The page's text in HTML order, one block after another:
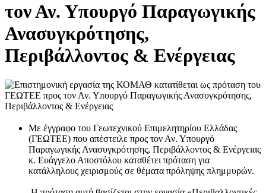
τον Αν. Υπουργό Παραγωγικής
Ανασυγκρότησης,
Περιβάλλοντος & Ενέργειας
Με έγγραφο του Γεωτεχνικού Επιμελητηρίου Ελλάδας
(ΓΕΩΤΕΕ) που απέστειλε προς τον Αν. Υπουργό
Παραγωγικής Ανασυγκρότησης, Περιβάλλοντος & Ενέργειας
κ. Ευάγγελο Αποστόλου καταθέτει πρόταση για
κατάλληλους χειρισμούς σε θέματα πρόληψης πλημμυρών.